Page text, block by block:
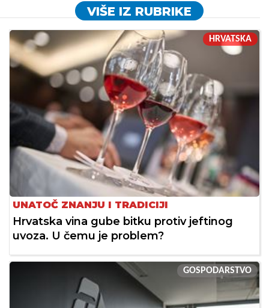
VIŠE IZ RUBRIKE
HRVATSKA
UNATOČ ZNANJU I TRADICIJI
Hrvatska vina gube bitku protiv jeftinog
uvoza. U čemu je problem?
GOSPODARSTVO